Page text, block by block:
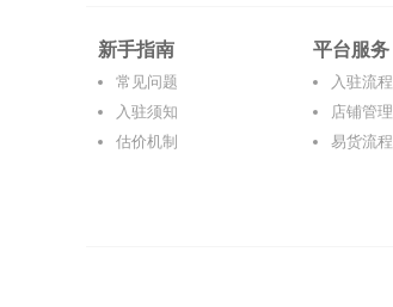
新手指南
常见问题
入驻须知
估价机制
平台服务
入驻流程
店铺管理
易货流程